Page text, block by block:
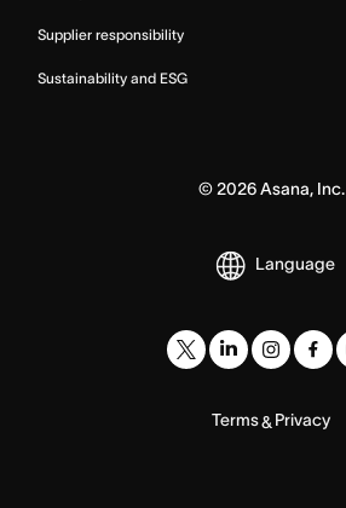
Supplier responsibility
Sustainability and ESG
© 2026Asana, Inc.
Language
Terms& Privacy